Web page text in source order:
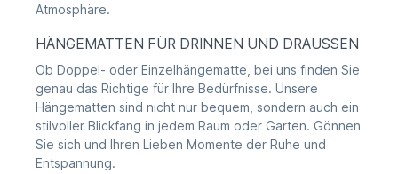
Atmosphäre.
HÄNGEMATTEN FÜR DRINNEN UND DRAUSSEN
Ob Doppel- oder Einzelhängematte, bei uns finden Sie
genau das Richtige für Ihre Bedürfnisse. Unsere
Hängematten sind nicht nur bequem, sondern auch ein
stilvoller Blickfang in jedem Raum oder Garten. Gönnen
Sie sich und Ihren Lieben Momente der Ruhe und
Entspannung.